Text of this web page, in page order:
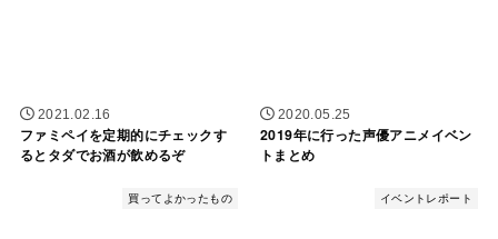
2021.02.16
ファミペイを定期的にチェックす
るとタダでお酒が飲めるぞ
2020.05.25
2019年に行った声優アニメイベン
トまとめ
買ってよかったもの イベントレポート